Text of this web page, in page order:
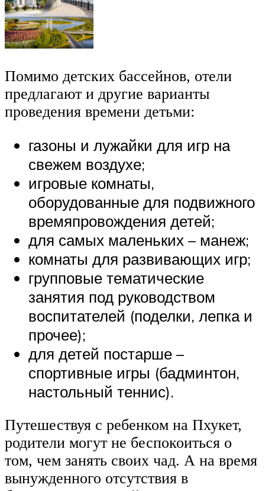
Помимо детских бассейнов, отели
предлагают и другие варианты
проведения времени детьми:
газоны и лужайки для игр на
свежем воздухе;
игровые комнаты,
оборудованные для подвижного
времяпровождения детей;
для самых маленьких – манеж;
комнаты для развивающих игр;
групповые тематические
занятия под руководством
воспитателей (поделки, лепка и
прочее);
для детей постарше –
спортивные игры (бадминтон,
настольный теннис).
Путешествуя с ребенком на Пхукет,
родители могут не беспокоиться о
том, чем занять своих чад. А на время
вынужденного отсутствия в